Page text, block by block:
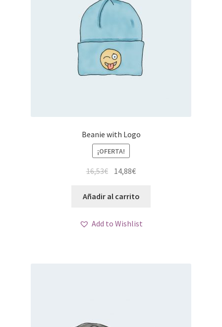
Beanie with Logo
¡OFERTA!
16,53€ El
original
16,53€.
14,88€El
actual
14,88€.
Añadir al carrito
Add to Wishlist